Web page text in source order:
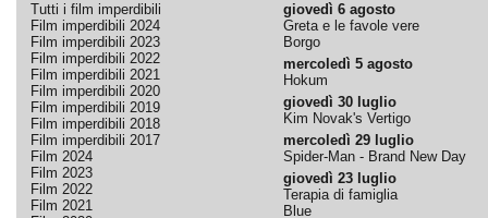
Tutti i film imperdibili
Film imperdibili 2024
Film imperdibili 2023
Film imperdibili 2022
Film imperdibili 2021
Film imperdibili 2020
Film imperdibili 2019
Film imperdibili 2018
Film imperdibili 2017
Film 2024
Film 2023
Film 2022
Film 2021
giovedì 6 agosto
Greta e le favole vere
Borgo
mercoledì 5 agosto
Hokum
giovedì 30 luglio
Kim Novak's Vertigo
mercoledì 29 luglio
Spider-Man - Brand New Day
giovedì 23 luglio
Terapia di famiglia
Blue